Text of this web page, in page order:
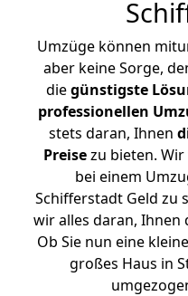
Umzüge können
aber keine Sorge,
diegünstigste
professionellen
stets daran, Ihnen
Preisezu bieten.
bei einem
Schifferstadt Geld zu
wir alles daran, Ihnen
Ob Sie nun eine
großes Haus in